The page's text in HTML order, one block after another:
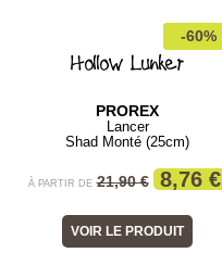
-60%
Hollow Lunker
PROREX
Lancer
Shad Monté (25cm)
À PARTIR DE 21,90 € 8,76 €
VOIR LE PRODUIT